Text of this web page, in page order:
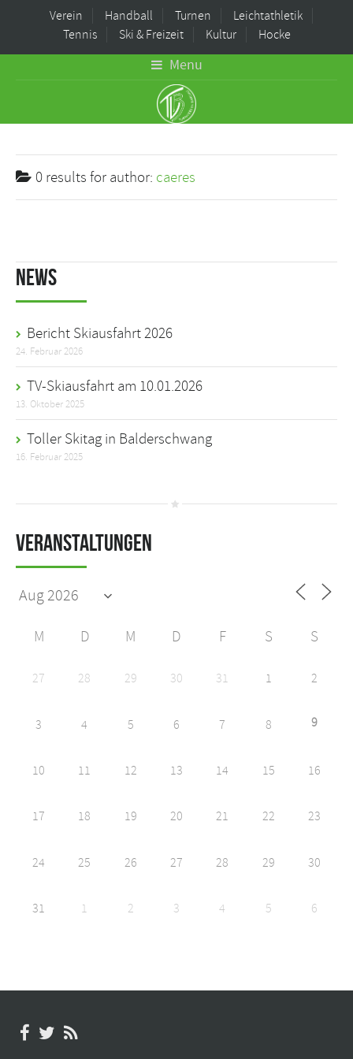
Verein Handball Turnen
Leichtathletik
Tennis
Ski & Freizeit Kultur Hocke
Menu
0 results for author: caeres
News
Bericht Skiausfahrt 2026
24. Februar 2026
TV-Skiausfahrt am 10.01.2026
13. Oktober 2025
Toller Skitag in Balderschwang
16. Februar 2025
Veranstaltungen
M D M D F S S
27 28 29 30 31 1 2
3 4 5 6 7 8 9
10 11 12 13 14 15 16
17 18 19 20 21 22 23
24 25 26 27 28 29 30
31 1 2 3 4 5 6